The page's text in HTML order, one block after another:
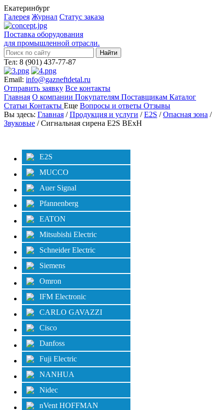
Екатеринбург
Галерея Журнал Статус заказа
Поставка оборудования
для промышленной отрасли.
Тел: 8 (901) 437-77-87
Email: info@gazneftdetal.ru
Отправить заявку Все контакты
Главная О компании Покупателям Поставщикам Каталог
Статьи Контакты Еще Вопросы и ответы Отзывы
Вы здесь: Главная /Продукция и услуги /E2S /Опасная зона /
Звуковые / Сигнальная сирена E2S BExH
E2S
MUCCO
Auer Signal
Pfannenberg
EATON
Mitsubishi Electric
Schneider Electric
Siemens
Omron
IFM Electronic
CARLO GAVAZZI
Cisco
Danfoss
Fuji Electric
NANHUA
Nidec
nVent HOFFMAN